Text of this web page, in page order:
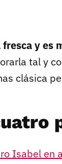
y es
tal y
clásica
Isabel en